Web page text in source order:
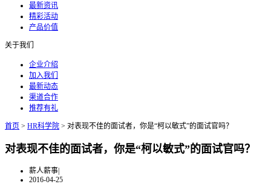
最新资讯
精彩活动
产品价值
关于我们
企业介绍
加入我们
最新动态
渠道合作
推荐有礼
首页 > HR科学院 > 对表现不佳的面试者，你是“柯以敏式”的面试官吗？
对表现不佳的面试者，你是“柯以敏式”的面试官吗？
薪人薪事|
2016-04-25